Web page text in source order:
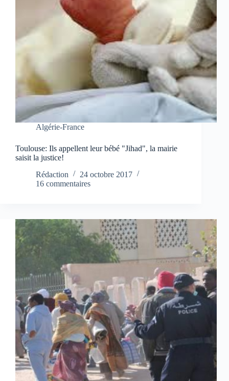
Algérie-France
Toulouse: Ils appellent leur bébé "Jihad", la mairie
saisit la justice!
Rédaction
24 octobre 2017
16 commentaires